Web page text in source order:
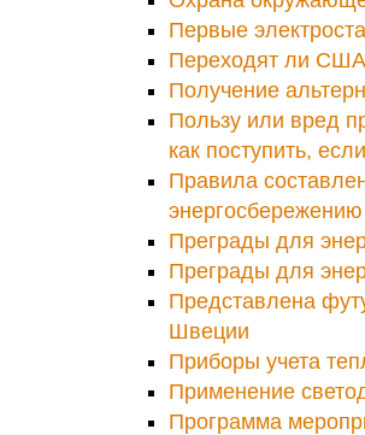
Первые
Переходят ли США
Получение
Пользу или вред
как поступить,
Правила
энергосбережению
Преграды для
Преграды для
Представлена
Швеции
Приборы учета
Применение
Программа